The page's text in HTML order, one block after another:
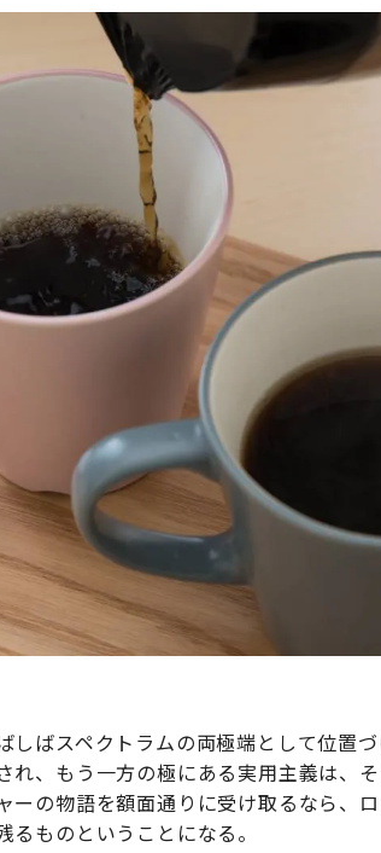
しばスペクトラムの両極端として位置
れ、もう一方の極にある実用主義は、
ーの物語を額面通りに受け取るなら、
ものということになる。